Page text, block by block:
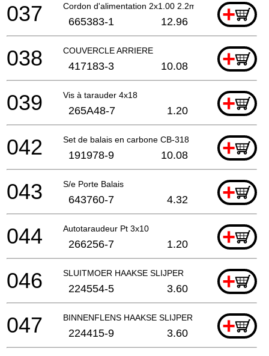
Cordon d'alimentation 2x1.00 2.2mtr +
037 665383-1 12.96
COUVERCLE ARRIERE +
038 417183-3 10.08
Vis à tarauder 4x18 +
039 265A48-7 1.20
Set de balais en carbone CB-318 +
042 191978-9 10.08
S/e Porte Balais +
043 643760-7 4.32
Autotaraudeur Pt 3x10 +
044 266256-7 1.20
SLUITMOER HAAKSE SLIJPER +
046 224554-5 3.60
BINNENFLENS HAAKSE SLIJPER EN +
047 224415-9 3.60